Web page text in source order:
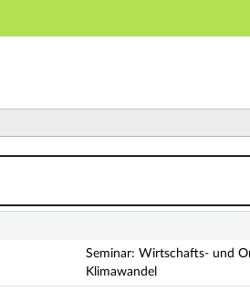
(WOS2): Corporate
Seminar: Wirtschafts- und
Klimawandel